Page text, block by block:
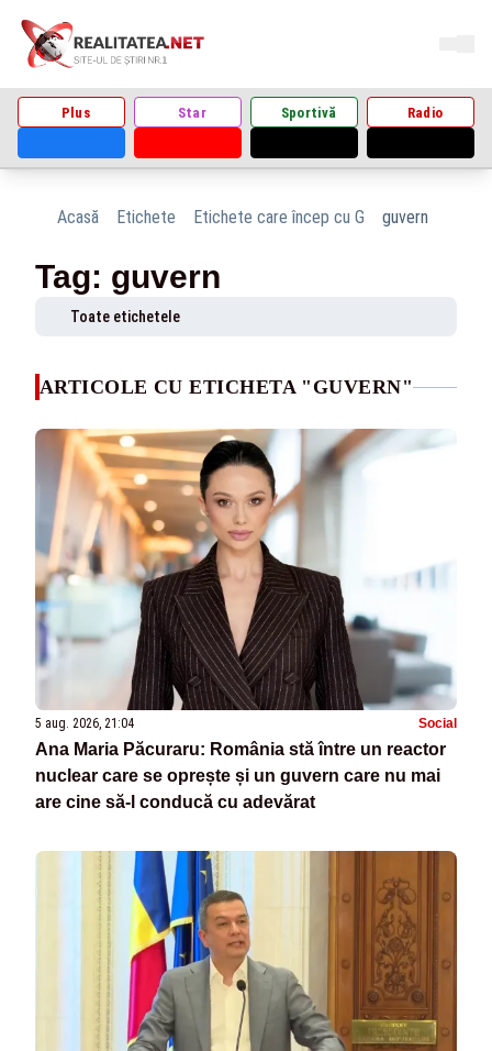
Plus Star Sportivă Radio
Acasă Etichete Etichete care încep cu G guvern
Tag: guvern
Toate etichetele
ARTICOLE CU ETICHETA "GUVERN"
5 aug. 2026, 21:04 Social
Ana Maria Păcuraru: România stă între un reactor
nuclear care se oprește și un guvern care nu mai
are cine să-l conducă cu adevărat